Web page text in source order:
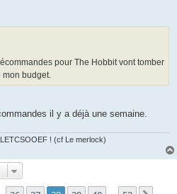
pour The Hobbit vont tomber
mon budget.
il y a déjà une semaine.
! (cf Le merlock)